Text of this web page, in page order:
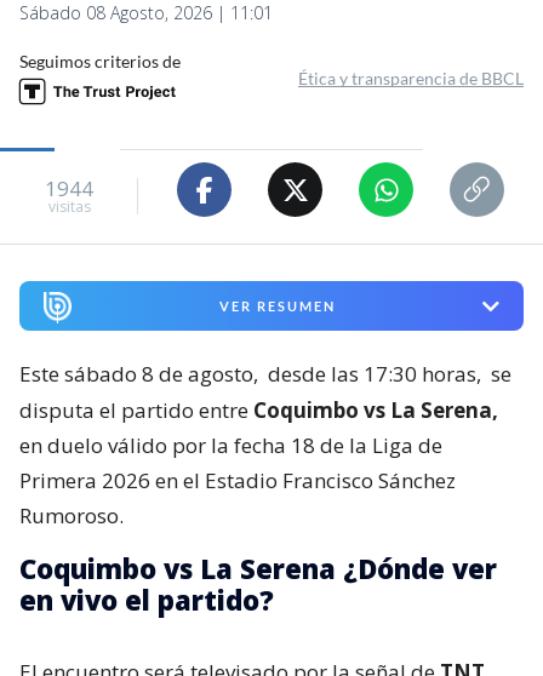
Sábado 08 Agosto, 2026 | 11:01
Seguimos criterios de
Ética y transparencia de BBCL
1944
visitas
VER RESUMEN
Este sábado 8 de agosto, desde las 17:30 horas, se
disputa el partido entre Coquimbo vs La Serena,
en duelo válido por la fecha 18 de la Liga de
Primera 2026 en el Estadio Francisco Sánchez
Rumoroso.
Coquimbo vs La Serena ¿Dónde ver
en vivo el partido?